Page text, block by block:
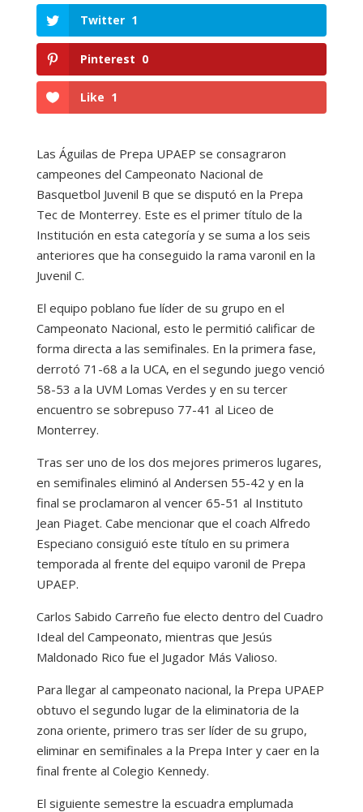
Twitter 1
Pinterest 0
Like 1
Las Águilas de Prepa UPAEP se consagraron
campeones del Campeonato Nacional de
Basquetbol Juvenil B que se disputó en la Prepa
Tec de Monterrey. Este es el primer título de la
Institución en esta categoría y se suma a los seis
anteriores que ha conseguido la rama varonil en la
Juvenil C.
El equipo poblano fue líder de su grupo en el
Campeonato Nacional, esto le permitió calificar de
forma directa a las semifinales. En la primera fase,
derrotó 71-68 a la UCA, en el segundo juego venció
58-53 a la UVM Lomas Verdes y en su tercer
encuentro se sobrepuso 77-41 al Liceo de
Monterrey.
Tras ser uno de los dos mejores primeros lugares,
en semifinales eliminó al Andersen 55-42 y en la
final se proclamaron al vencer 65-51 al Instituto
Jean Piaget. Cabe mencionar que el coach Alfredo
Especiano consiguió este título en su primera
temporada al frente del equipo varonil de Prepa
UPAEP.
Carlos Sabido Carreño fue electo dentro del Cuadro
Ideal del Campeonato, mientras que Jesús
Maldonado Rico fue el Jugador Más Valioso.
Para llegar al campeonato nacional, la Prepa UPAEP
obtuvo el segundo lugar de la eliminatoria de la
zona oriente, primero tras ser líder de su grupo,
eliminar en semifinales a la Prepa Inter y caer en la
final frente al Colegio Kennedy.
El siguiente semestre la escuadra emplumada